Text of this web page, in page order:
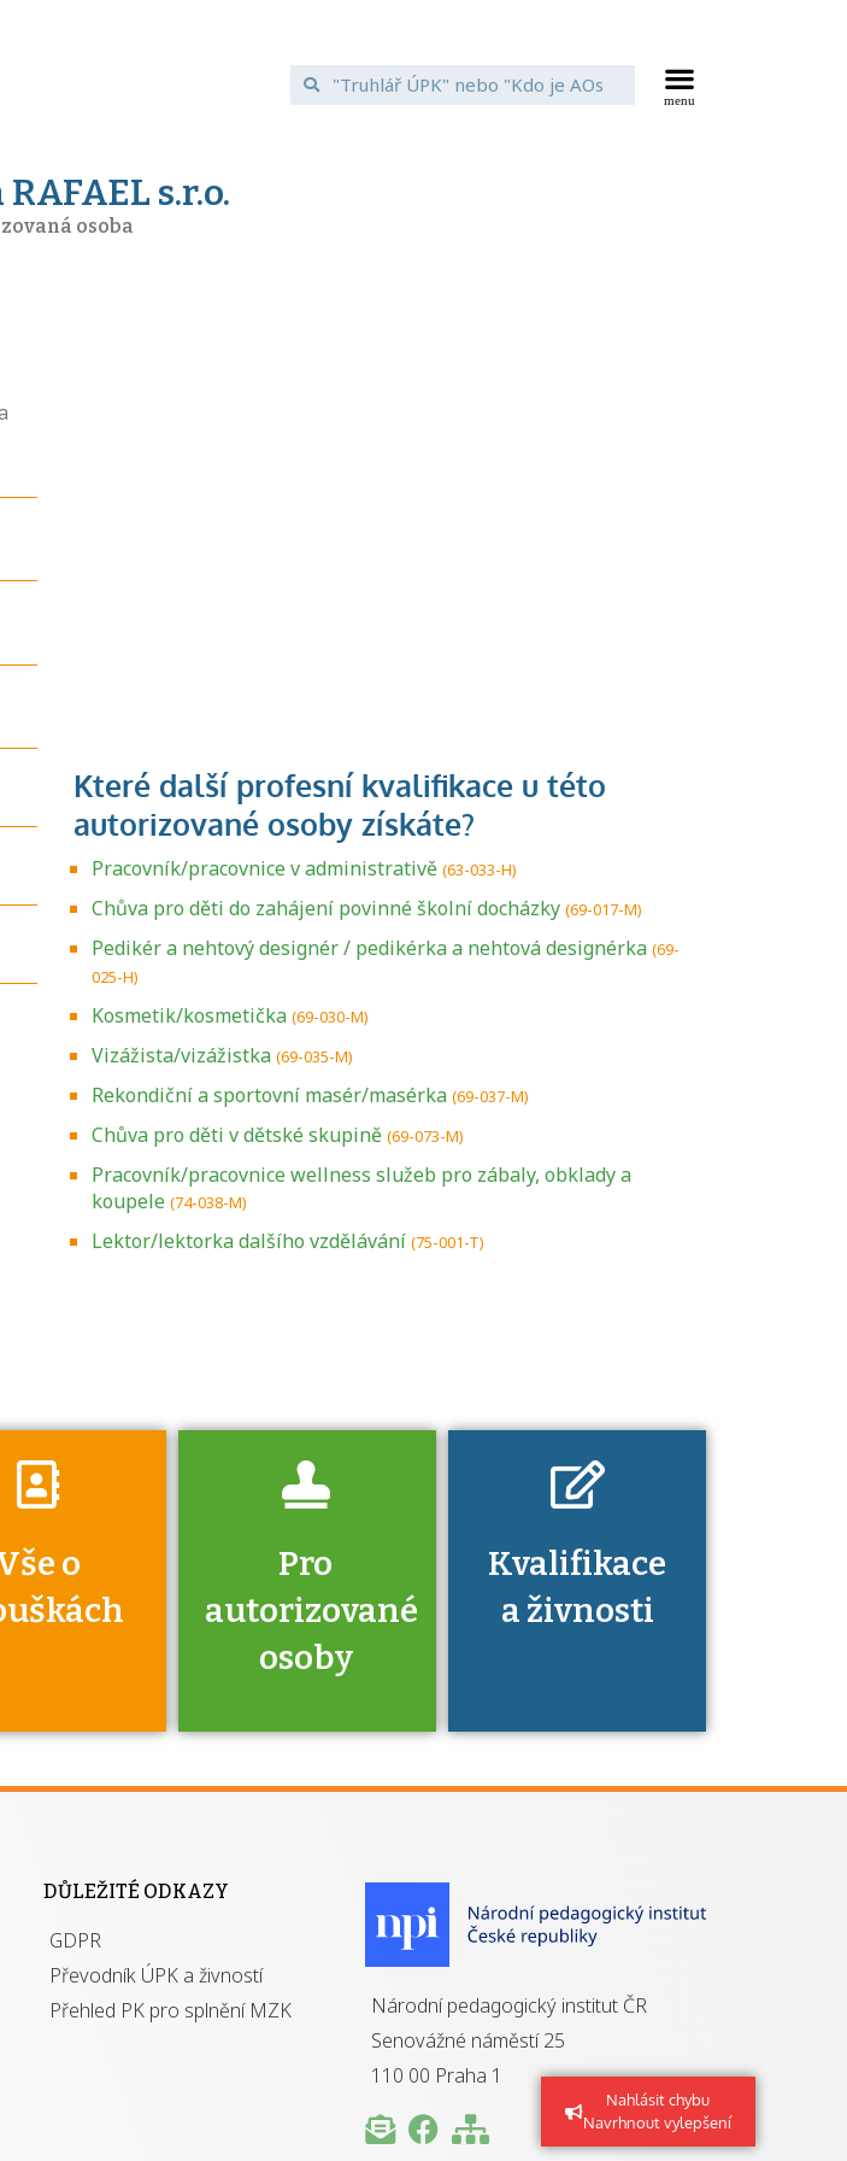
Nahlásit chybu
Navrhnout vylepšení
s.r.o.
osoba
Pracovník/pracovnice v administrativě (63-033-H)
Chůva pro děti do zahájení povinné školní docházky (69-017-M)
Pedikér a nehtový designér / pedikérka a nehtová designérka (69-
025-H)
Kosmetik/kosmetička (69-030-M)
Vizážista/vizážistka (69-035-M)
Rekondiční a sportovní masér/masérka (69-037-M)
Chůva pro děti v dětské skupině (69-073-M)
Pracovník/pracovnice wellness služeb pro zábaly, obklady a
koupele (74-038-M)
Lektor/lektorka dalšího vzdělávání (75-001-T)
o
jak se
ke
Pro
autorizované
osoby
výhody má získání
Kvalifikace
a živnosti
U řady živností je
podmínkou k
DŮLEŽITÉ ODKAZY
GDPR
Převodník ÚPK a živností
Přehled PK pro splnění MZK
Národní pedagogický institut ČR
Senovážné náměstí 25
110 00 Praha 1